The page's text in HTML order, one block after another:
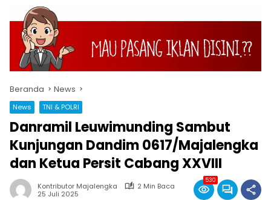
Beranda News
News TNI & POLRI
Danramil Leuwimunding Sambut
Kunjungan Dandim 0617/Majalengka
dan Ketua Persit Cabang XXVIII
Kontributor Majalengka
2 Min Baca
25 Juli 2025
530